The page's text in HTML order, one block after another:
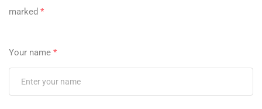
marked *
Your name *